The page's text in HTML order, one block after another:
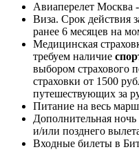
Авиаперелет Москва
Виза. Срок действия
ранее 6 месяцев на
Медицинская
требуем наличие
выбором страхового
страховки от 1500
путешествующих за
Питание на весь
Дополнительная ночь
и/или позднего
Входные билеты в